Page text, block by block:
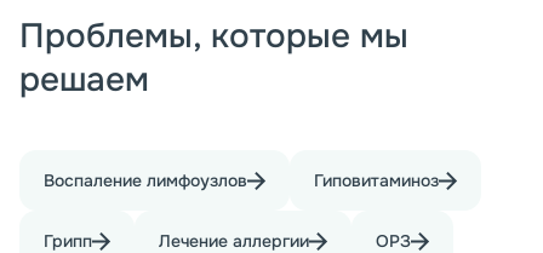
Проблемы, которые мы
решаем
Воспаление лимфоузлов Гиповитаминоз
Грипп Лечение аллергии ОРЗ